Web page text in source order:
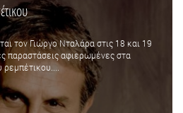
τον Γιώργο Νταλάρα στις 18 και 19
παραστάσεις αφιερωμένες στα
ρεμπέτικου....